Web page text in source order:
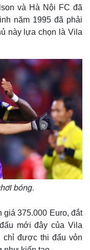
và Hà Nội FC đã
năm 1995 đã phải
này lựa chọn là Vila
bóng.
375.000 Euro, đắt
mới đây của Vila
chỉ được thi đấu vỏn